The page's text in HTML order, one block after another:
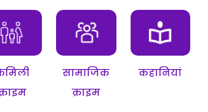
सामाजिक
क्राइम
कहानियां